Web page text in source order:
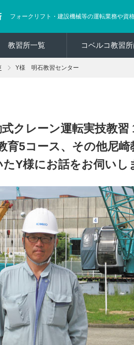
フォークリフト・建設機械等の運転業務や資
教習所一覧 コベルコ教習
Y様 明石教習センター
クレーン運転実技教習
育5コース、その他尼崎
Y様にお話をお伺いし